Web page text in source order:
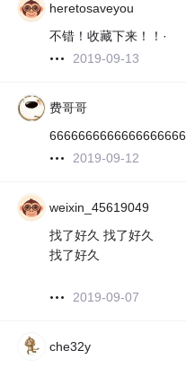
heretosaveyou
不错！收藏下来！！·
2019-09-13
费哥哥
6666666666666666666
2019-09-12
weixin_45619049
找了好久 找了好久
找了好久
2019-09-07
che32y